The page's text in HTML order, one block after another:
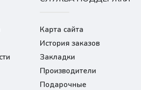
Карта сайта
История заказов
Закладки
Производители
Подарочные